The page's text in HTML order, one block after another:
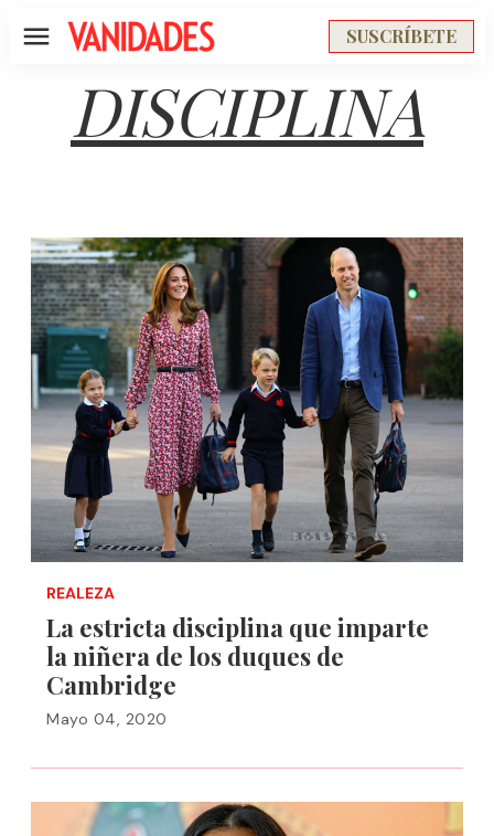
Menú SUSCRÍBETE
DISCIPLINA
REALEZA
La estricta disciplina que imparte
la niñera de los duques de
Cambridge
Mayo 04, 2020